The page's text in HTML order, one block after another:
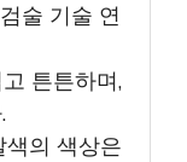
술 기술 연
튼튼하며,
의 색상은